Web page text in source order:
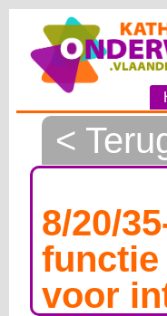
<
8/20/
functie
voor